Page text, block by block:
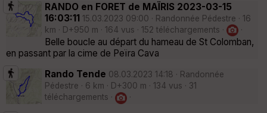
RANDO en FORET de MAÏRIS 2023-03-15
16:03:11 15.03.2023 09:00 · Randonnée Pédestre · 16
km · D+950 m · 164 vus · 152 téléchargements ·
·
Belle boucle au départ du hameau de St Colomban,
en passant par la cime de Peïra Cava
Rando Tende 08.03.2023 14:18 · Randonnée
Pédestre · 6 km · D+300 m · 134 vus · 31
téléchargements ·
·